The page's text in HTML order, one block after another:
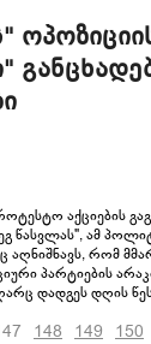
აქციების
წასვლას", ამ
აღნიშნავს, რომ
პარტიების
დადგეს დღის
148 149 150